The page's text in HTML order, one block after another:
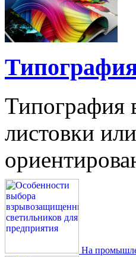
Типография
листовки
На